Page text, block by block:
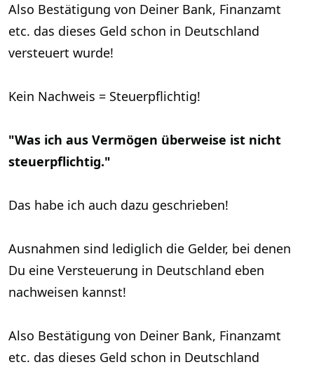
Also Bestätigung von Deiner Bank, Finanzamt
etc. das dieses Geld schon in Deutschland
versteuert wurde!
Kein Nachweis = Steuerpflichtig!
"Was ich aus Vermögen überweise ist nicht
steuerpflichtig."
Das habe ich auch dazu geschrieben!
Ausnahmen sind lediglich die Gelder, bei denen
Du eine Versteuerung in Deutschland eben
nachweisen kannst!
Also Bestätigung von Deiner Bank, Finanzamt
etc. das dieses Geld schon in Deutschland